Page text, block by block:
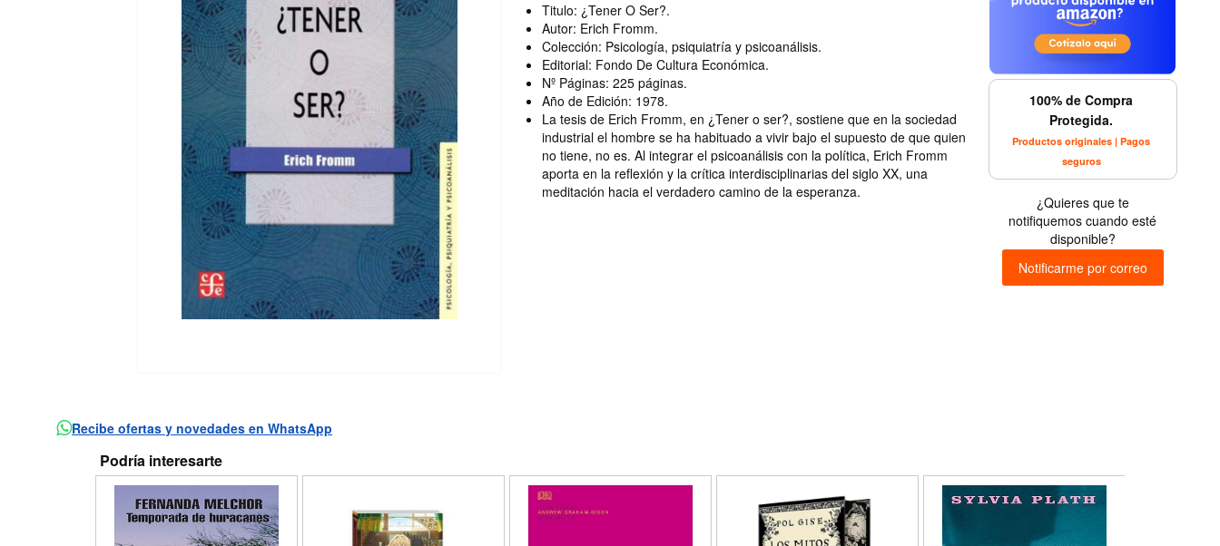
Titulo: ¿Tener O Ser?.
Autor: Erich Fromm.
Colección: Psicología, psiquiatría y psicoanálisis.
Editorial: Fondo De Cultura Económica.
Nº Páginas: 225 páginas.
Año de Edición: 1978.
La tesis de Erich Fromm, en ¿Tener o ser?, sostiene que en la sociedad
industrial el hombre se ha habituado a vivir bajo el supuesto de que quien
no tiene, no es. Al integrar el psicoanálisis con la política, Erich Fromm
aporta en la reflexión y la crítica interdisciplinarias del siglo XX, una
meditación hacia el verdadero camino de la esperanza.
100% de Compra
Protegida.
Productos originales | Pagos
seguros
¿Quieres que te
notifiquemos cuando esté
disponible?
Notificarme por correo
Recibe ofertas y novedades en WhatsApp
Podría interesarte